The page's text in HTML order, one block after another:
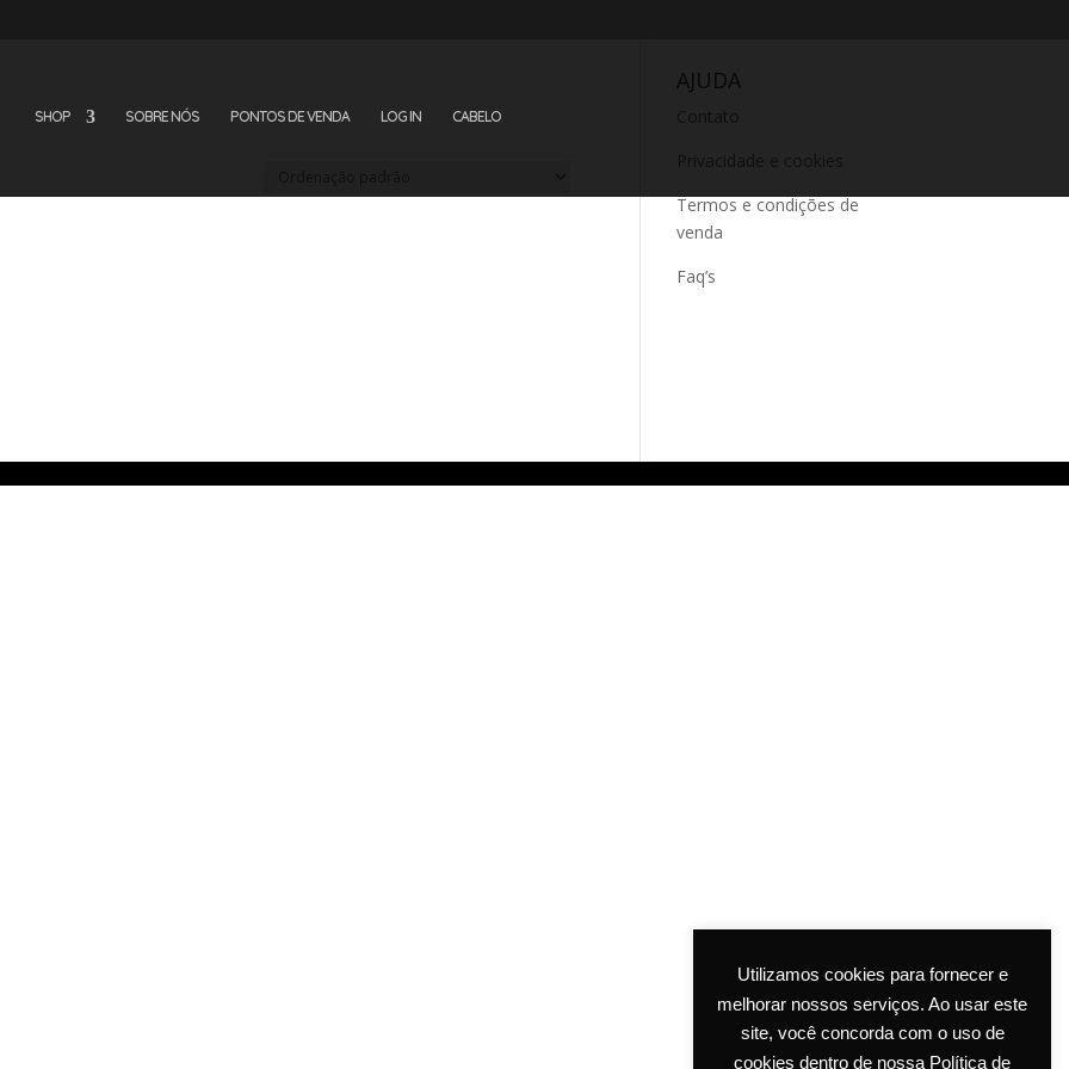
SHOP SOBRE NÓS PONTOS DE VENDA LOG IN CABELO
AJUDA
Termos e condições de
venda
Faq’s
Utilizamos cookies para fornecer e
melhorar nossos serviços. Ao usar este
site, você concorda com o uso de
cookies dentro de nossa Política de